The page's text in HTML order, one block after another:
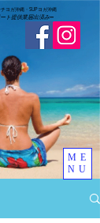
ヨガ沖縄・SUPヨガ沖縄
ト提供業届出済み➖
ME
NU